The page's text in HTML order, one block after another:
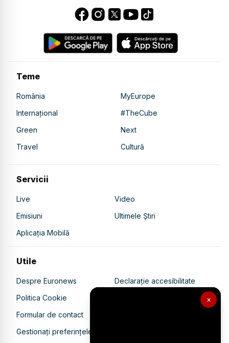
×
Teme
România
MyEurope
Internațional
#TheCube
Green
Next
Travel
Cultură
Servicii
Live
Video
Emisiuni
Ultimele Știri
Aplicația Mobilă
Utile
Despre Euronews
Declarație accesibilitate
Politica Cookie
Politica de confidențialitate
Formular de contact
Gestionați preferințele